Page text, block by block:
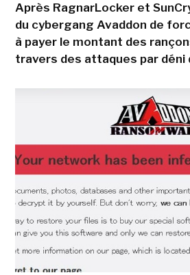
Après RagnarLocker et
du cybergang Avaddon de
à payer le montant des
travers des attaques par déni